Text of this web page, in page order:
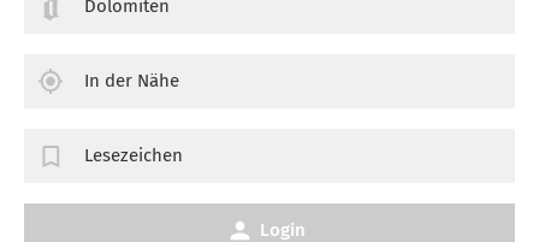
Dolomiten
In der Nähe
Lesezeichen
Login